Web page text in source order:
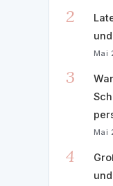
2
Mai
3
Mai
4